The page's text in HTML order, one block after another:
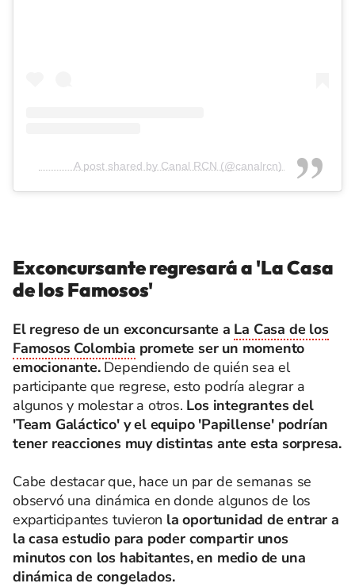
A post shared by Canal RCN (@canalrcn)
Exconcursante regresará a 'La Casa
de los Famosos'
El regreso de un exconcursante a La Casa de los
Famosos Colombia promete ser un momento
emocionante. Dependiendo de quién sea el
participante que regrese, esto podría alegrar a
algunos y molestar a otros. Los integrantes del
'Team Galáctico' y el equipo 'Papillense' podrían
tener reacciones muy distintas ante esta sorpresa.
Cabe destacar que, hace un par de semanas se
observó una dinámica en donde algunos de los
exparticipantes tuvieron la oportunidad de entrar a
la casa estudio para poder compartir unos
minutos con los habitantes, en medio de una
dinámica de congelados.